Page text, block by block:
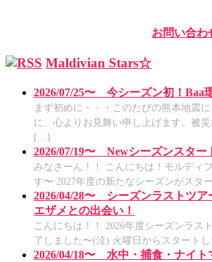
お問い合わ
Maldivian Stars☆
2026/07/25〜 今シーズン初！Baa
まず初めに・・・このたびの熊本地震
に、心よりお見舞い申し上げます。被
[…]
2026/07/19〜 Newシーズンスター
みなさーん！！ こんにちは！モルディ
す〜 2027年度の新たなシーズンがスタ
2026/04/28〜 シーズンラストツア
エザメとの出会い！
こんにちは！！ 2026年度シーズンラス
了しました〜(泣) 火曜日からスタート
2026/04/18〜 水中・捕食・ナイト